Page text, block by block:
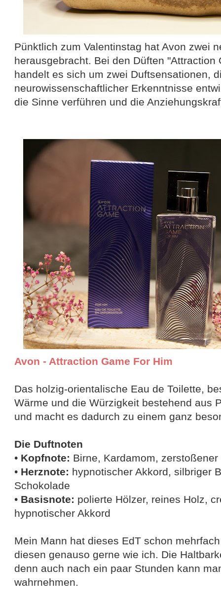
Pünktlich zum Valentinstag hat Avon zwei
herausgebracht. Bei den Düften
handelt es sich um zwei Duftsensationen,
neurowissenschaftlicher Erkenntnisse
die Sinne verführen und die
Avon - Attraction Game For Him
Das holzig-orientalische Eau de Toilette,
Wärme und die Würzigkeit bestehend aus
und macht es dadurch zu einem ganz
Die Duftnoten
• Kopfnote: Birne, Kardamom, zerstoßener
• Herznote: hypnotischer Akkord, silbriger
Schokolade
• Basisnote: polierte Hölzer, reines Holz,
hypnotischer Akkord
Mein Mann hat dieses EdT schon
diesen genauso gerne wie ich. Die
denn auch nach ein paar Stunden kann
wahrnehmen.